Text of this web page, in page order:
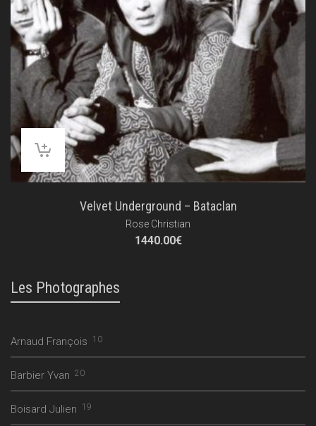
Velvet Underground – Bataclan
Rose Christian
1440.00€
Les Photographes
Arnaud François 10
Barbier Yvan 20
Boisard Julien 19